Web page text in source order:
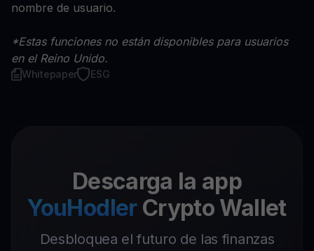
nombre de usuario.
*Estas funciones no están disponibles para usuarios
en el Reino Unido.
Whitepaper ESG
Descarga la app
YouHodler Crypto Wallet
Desbloquea el futuro de las finanzas